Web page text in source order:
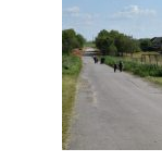
На